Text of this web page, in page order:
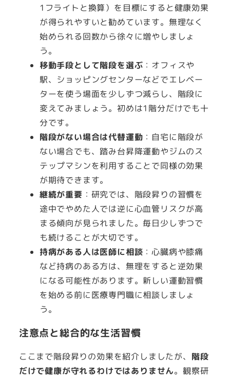
1フライトと換算）を目標にすると健康効果
が得られやすいと勧めています。無理なく
始められる回数から徐々に増やしましょ
う。
移動手段として階段を選ぶ ：オフィスや
駅、ショッピングセンターなどでエレベー
ターを使う場面を少しずつ減らし、階段に
変えてみましょう。初めは1階分だけでも十
分です。
階段がない場合は代替運動 ：自宅に階段が
ない場合でも、踏み台昇降運動やジムのス
テップマシンを利用することで同様の効果
が期待できます。
継続が重要 ：研究では、階段昇りの習慣を
途中でやめた人では逆に心血管リスクが高
まる傾向が見られました。毎日少しずつで
も続けることが大切です。
持病がある人は医師に相談 ：心臓病や膝痛
など持病のある方は、無理をすると逆効果
になる可能性があります。新しい運動習慣
を始める前に医療専門職に相談しましょ
う。
注意点と総合的な生活習慣
ここまで階段昇りの効果を紹介しましたが、 階段
だけで健康が守れるわけではありません。観察研